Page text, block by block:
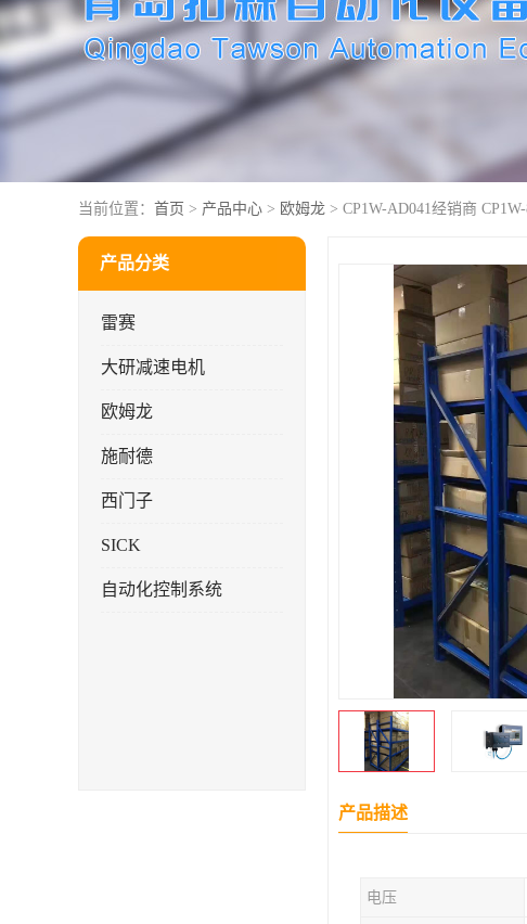
当前位置： 首页 > 产品中心 > 欧姆龙 > CP1W-AD041经销商
产品分类
雷赛
大研减速电机
欧姆龙
施耐德
西门子
SICK
自动化控制系统
产品描述
电压